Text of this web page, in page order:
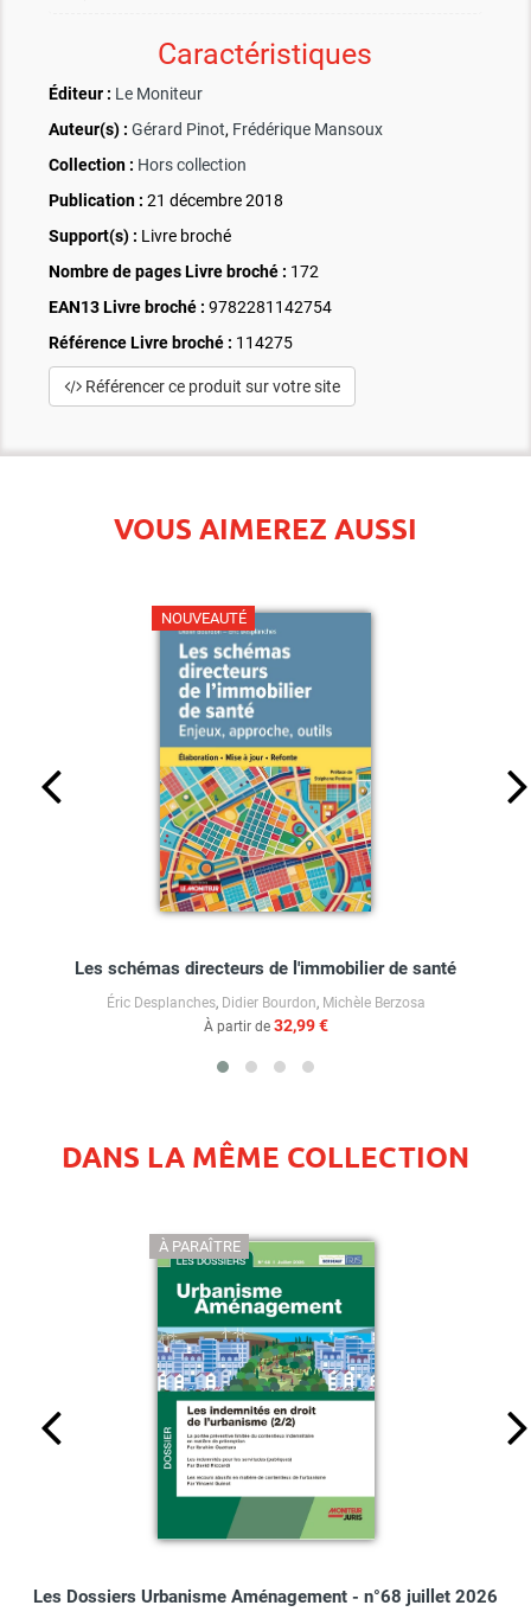
Caractéristiques
Éditeur : Le Moniteur
Auteur(s) : Gérard Pinot, Frédérique Mansoux
Collection : Hors collection
Publication : 21 décembre 2018
Support(s) : Livre broché
Nombre de pages Livre broché : 172
EAN13 Livre broché : 9782281142754
Référence Livre broché : 114275
Référencer ce produit sur votre site
VOUS AIMEREZ AUSSI
NOUVEAUTÉ
Les schémas directeurs de l'immobilier de santé
Éric Desplanches, Didier Bourdon, Michèle Berzosa
À partir de 32,99 €
DANS LA MÊME COLLECTION
À PARAÎTRE
Les Dossiers Urbanisme Aménagement - n°68 juillet 2026